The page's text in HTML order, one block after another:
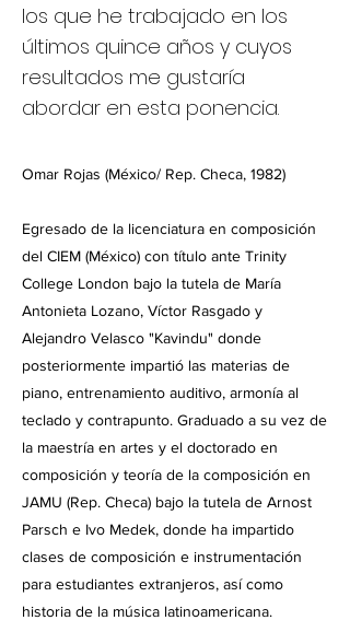
los que he trabajado en los
últimos quince años y cuyos
resultados me gustaría
abordar en esta ponencia.
Omar Rojas (México/ Rep. Checa, 1982)
Egresado de la licenciatura en composición
del CIEM (México) con título ante Trinity
College London bajo la tutela de María
Antonieta Lozano, Víctor Rasgado y
Alejandro Velasco "Kavindu" donde
posteriormente impartió las materias de
piano, entrenamiento auditivo, armonía al
teclado y contrapunto. Graduado a su vez de
la maestría en artes y el doctorado en
composición y teoría de la composición en
JAMU (Rep. Checa) bajo la tutela de Arnost
Parsch e Ivo Medek, donde ha impartido
clases de composición e instrumentación
para estudiantes extranjeros, así como
historia de la música latinoamericana.